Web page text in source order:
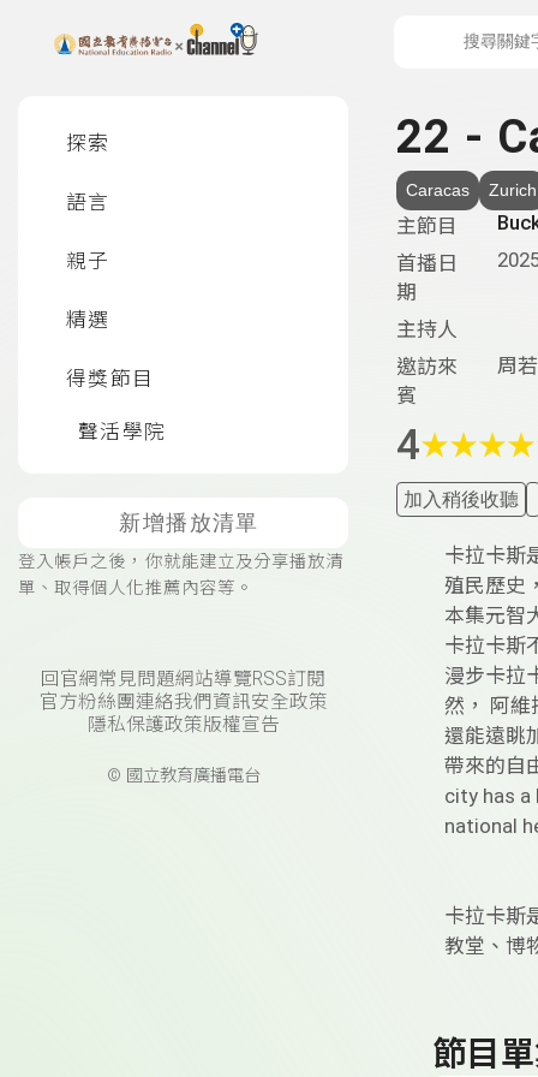
上方功能區塊
探索
語言
親子
精選
得獎節目
聲活學院
新增播放清單
登入帳戶之後，你就能建立及分享播放清
單、取得個人化推薦內容等。
回官網常見問題網站導覽RSS訂閱
官方粉絲團連絡我們 資訊安全政策
隱私保護政策版權宣告
© 國立教育廣播電台
22 -
Caracas Zurich
主節目
首播日
期
主持人
邀訪來
賓
周
4★★★★
加入稍後收聽
卡拉卡斯
殖民歷史
本集元智
卡拉卡斯
漫步卡拉
然， 阿維
還能遠眺
帶來的自
city has a
national
卡拉卡斯
教堂、博
節目